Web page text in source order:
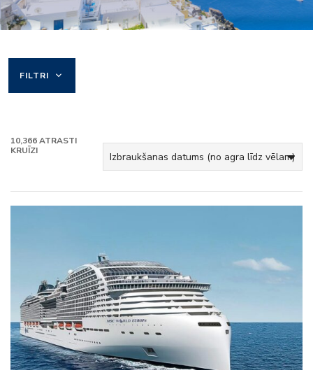
FILTRI keyboard_arrow_down
10,366ATRASTI
KRUĪZI
– Uz kuģa aktivitātes
– Klubi bērniem un pusaudžiem